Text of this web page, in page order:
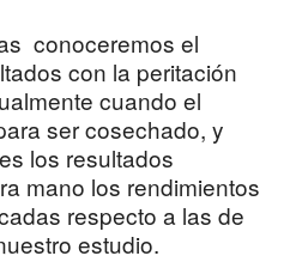
conoceremos el
con la peritación
cuando el
ser cosechado, y
los resultados
mano los rendimientos
respecto a las de
estudio.